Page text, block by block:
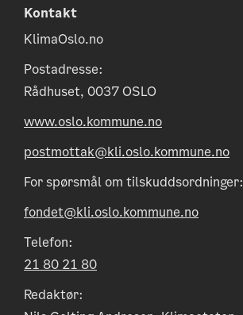
Kontakt
KlimaOslo.no
Postadresse:
Rådhuset, 0037 OSLO
www.oslo.kommune.no
postmottak@kli.oslo.kommune.no
For spørsmål om tilskuddsordninger:
fondet@kli.oslo.kommune.no
Telefon:
21 80 21 80
Redaktør: